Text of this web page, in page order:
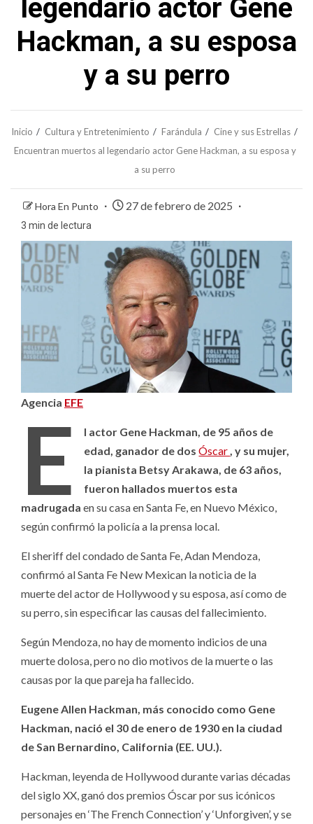
legendario actor Gene
Hackman, a su esposa
y a su perro
Inicio Cultura y Entretenimiento Farándula
Cine y sus Estrellas
Encuentran muertos al legendario actor Gene Hackman, a su esposa y
a su perro
Hora En Punto 27 de febrero de 2025
3 min de lectura
Agencia EFE
E
l actor Gene Hackman, de 95 años de
edad, ganador de dosÓscar, y su mujer,
la pianista Betsy Arakawa, de 63 años,
fueron hallados muertos esta
madrugada en su casa en Santa Fe, en Nuevo México,
según confirmó la policía a la prensa local.
El sheriff del condado de Santa Fe, Adan Mendoza,
confirmó al Santa Fe New Mexican la noticia de la
muerte del actor de Hollywood y su esposa, así como de
su perro, sin especificar las causas del fallecimiento.
Según Mendoza, no hay de momento indicios de una
muerte dolosa, pero no dio motivos de la muerte o las
causas por la que pareja ha fallecido.
Eugene Allen Hackman, más conocido como Gene
Hackman, nació el 30 de enero de 1930 en la ciudad
de San Bernardino, California (EE. UU.).
Hackman, leyenda de Hollywood durante varias décadas
del siglo XX, ganó dos premios Óscar por sus icónicos
personajes en ‘The French Connection’ y ‘Unforgiven’, y se